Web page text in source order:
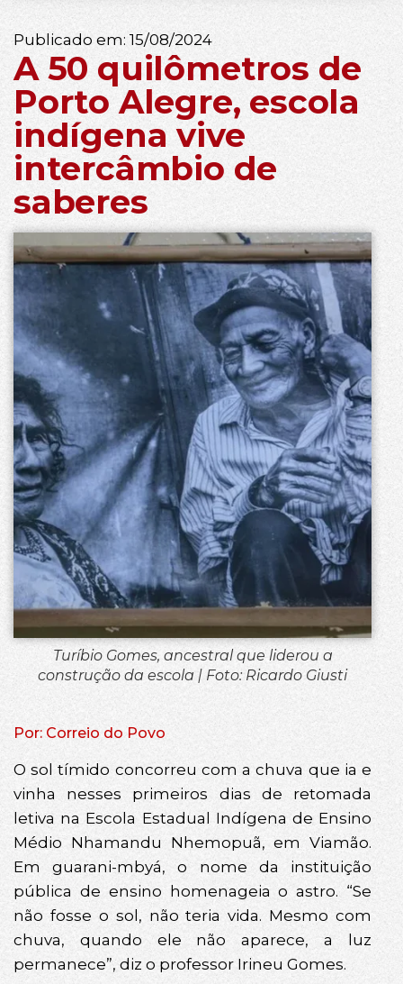
Publicado em: 15/08/2024
A 50 quilômetros de
Porto Alegre, escola
indígena vive
intercâmbio de
saberes
Turíbio Gomes, ancestral que liderou a
construção da escola | Foto: Ricardo Giusti
Por: Correio do Povo
O sol tímido concorreu com a chuva que ia e
vinha nesses primeiros dias de retomada
letiva na Escola Estadual Indígena de Ensino
Médio Nhamandu Nhemopuã, em Viamão.
Em guarani-mbyá, o nome da instituição
pública de ensino homenageia o astro. “Se
não fosse o sol, não teria vida. Mesmo com
chuva, quando ele não aparece, a luz
permanece”, diz o professor Irineu Gomes.